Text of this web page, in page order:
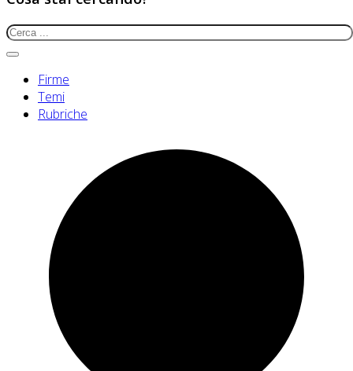
Firme
Temi
Rubriche